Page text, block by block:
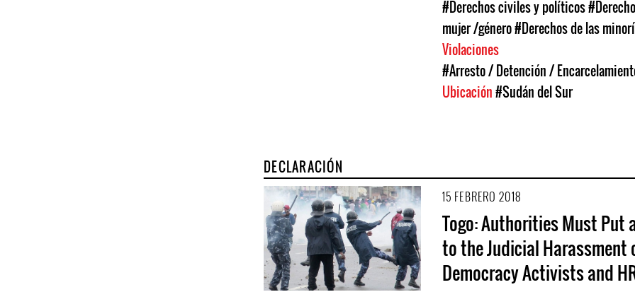
#Derechos civiles y políticos
mujer /género#Derechos de las
Violaciones
#Arresto / Detención /
Ubicación#Sudán del Sur
DECLARACIÓN
15 FEBRERO 2018
Togo: Authorities Must Put
to the Judicial Harassment
Democracy Activists and